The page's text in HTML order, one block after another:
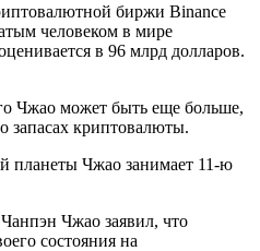
биржи Binance
человеком в мире
в 96 млрд долларов.
Чжао может быть еще больше,
запасах криптовалюты.
планеты Чжао занимает 11-ю
Чанпэн Чжао заявил, что
состояния на